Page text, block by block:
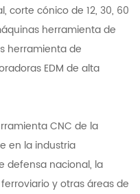
corte cónico de 12, 30, 60
herramienta de
herramienta de
EDM de alta
CNC de la
en la industria
defensa nacional, la
y otras áreas de